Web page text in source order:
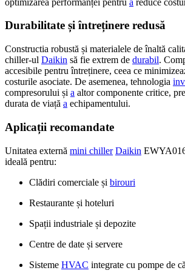
Durabilitate și întreținere redusă
Constructia robustă și materialele de înaltă
chiller-ul Daikin să fie extrem de durabil.
accesibile pentru întreținere, ceea ce
costurile asociate. De asemenea, tehnologia
compresorului și a altor componente critice,
durata de viață a echipamentului.
Aplicații recomandate
Unitatea externă mini chiller Daikin
ideală pentru:
Clădiri comerciale și birouri
Restaurante și hoteluri
Spații industriale și depozite
Centre de date și servere
Sisteme HVAC integrate cu pompe de